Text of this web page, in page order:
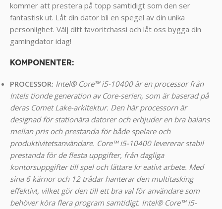
kommer att prestera på topp samtidigt som den ser
fantastisk ut. Låt din dator bli en spegel av din unika
personlighet. Välj ditt favoritchassi och låt oss bygga din
gamingdator idag!
KOMPONENTER:
PROCESSOR: Intel® Core™ i5-10400 är en processor från
Intels tionde generation av Core-serien, som är baserad på
deras Comet Lake-arkitektur. Den här processorn är
designad för stationära datorer och erbjuder en bra balans
mellan pris och prestanda för både spelare och
produktivitetsanvändare. Core™ i5-10400 levererar stabil
prestanda för de flesta uppgifter, från dagliga
kontorsuppgifter till spel och lättare kr eativt arbete. Med
sina 6 kärnor och 12 trådar hanterar den multitasking
effektivt, vilket gör den till ett bra val för användare som
behöver köra flera program samtidigt. Intel® Core™ i5-